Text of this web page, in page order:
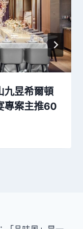
九昱希爾頓
專案主推60